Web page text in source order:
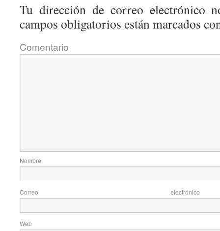
Tu dirección de correo electrónico
campos obligatorios están marcados
Correo
Web